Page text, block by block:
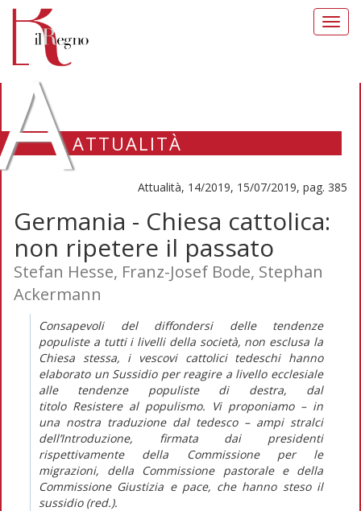
ATTUALITÀ
Attualità, 14/2019, 15/07/2019, pag. 385
Germania - Chiesa cattolica:
non ripetere il passato
Stefan Hesse, Franz-Josef Bode, Stephan
Ackermann
Consapevoli del diffondersi delle tendenze
populiste a tutti i livelli della società, non esclusa la
Chiesa stessa, i vescovi cattolici tedeschi hanno
elaborato un Sussidio per reagire a livello ecclesiale
alle tendenze populiste di destra, dal
titolo Resistere al populismo. Vi proponiamo – in
una nostra traduzione dal tedesco – ampi stralci
dell’Introduzione, firmata dai presidenti
rispettivamente della Commissione per le
migrazioni, della Commissione pastorale e della
Commissione Giustizia e pace, che hanno steso il
sussidio (red.).